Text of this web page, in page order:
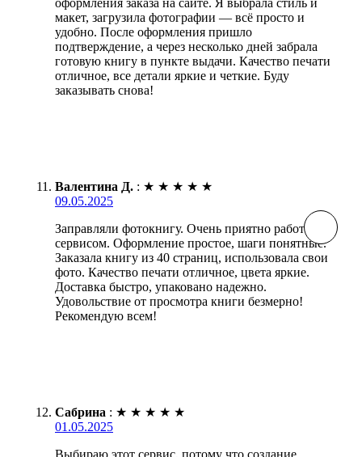
оформления заказа на сайте. Я выбрала стиль и
макет, загрузила фотографии — всё просто и
удобно. После оформления пришло
подтверждение, а через несколько дней забрала
готовую книгу в пункте выдачи. Качество печати
отличное, все детали яркие и четкие. Буду
заказывать снова!
Валентина Д. : ★ ★ ★ ★ ★
09.05.2025
Заправляли фотокнигу. Очень приятно работать с
сервисом. Оформление простое, шаги понятные.
Заказала книгу из 40 страниц, использовала свои
фото. Качество печати отличное, цвета яркие.
Доставка быстро, упаковано надежно.
Удовольствие от просмотра книги безмерно!
Рекомендую всем!
Сабрина : ★ ★ ★ ★ ★
01.05.2025